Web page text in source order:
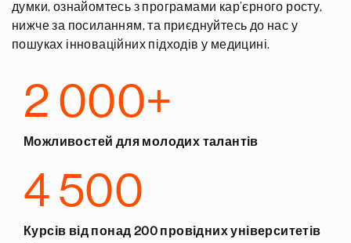
думки, ознайомтесь з програмами кар’єрного росту,
нижче за посиланням, та приєднуйтесь до нас у
пошуках інноваційних підходів у медицині.
2 000+
Можливостей для молодих талантів
4 500
Курсів від понад 200 провідних університетів